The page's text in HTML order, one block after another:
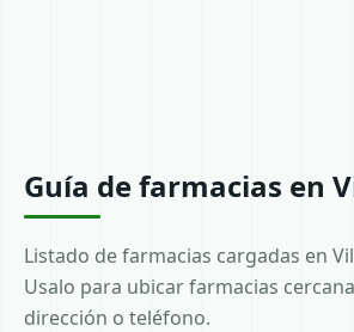
Guía de farmacias en
Listado de farmacias cargadas en
Usalo para ubicar farmacias
dirección o teléfono.